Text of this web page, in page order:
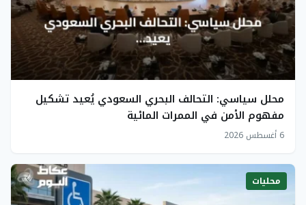
محلل سياسي: التحالف البحري السعودي يُعيد تشكيل
مفهوم الأمن في الممرات المائية
6 أغسطس 2026
محليات